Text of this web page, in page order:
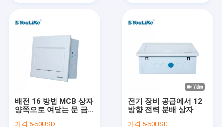
배전 16 방법 MCB 상자
양쪽으로 여닫는 문 금
가격:5-50USD
전기 장비 공급에서 12
방향 전력 분배 상자
가격:5-50USD